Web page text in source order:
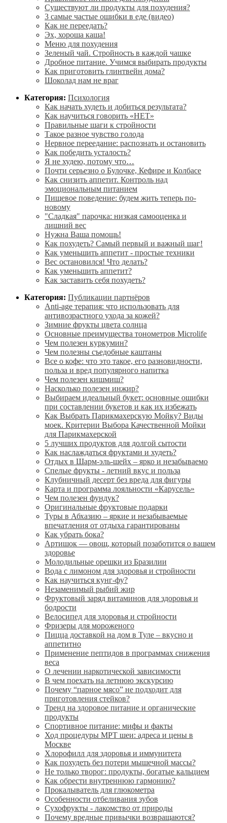
Существуют ли продукты для похудения?
3 самые частые ошибки в еде (видео)
Как не переедать?
Эх, хороша каша!
Меню для похудения
Зеленый чай. Стройность в каждой чашке
Дробное питание. Учимся выбирать продукты
Как приготовить глинтвейн дома?
Шоколад нам не враг
Категория: Психология
Как начать худеть и добиться результата?
Как научиться говорить «НЕТ»
Правильные шаги к стройности
Такое разное чувство голода
Нервное переедание: распознать и остановить
Как победить усталость?
Я не худею, потому что…
Почти серьезно о Булочке, Кефире и Колбасе
Как снизить аппетит. Контроль над
эмоциональным питанием
Пищевое поведение: будем жить теперь по-
новому
"Сладкая" парочка: низкая самооценка и
лишний вес
Нужна Ваша помощь!
Как похудеть? Самый первый и важный шаг!
Как уменьшить аппетит - простые техники
Вес остановился! Что делать?
Как уменьшить аппетит?
Как заставить себя похудеть?
Категория: Публикации партнёров
Anti-age терапия: что использовать для
антивозрастного ухода за кожей?
Зимние фрукты цвета солнца
Основные преимущества тонометров Microlife
Чем полезен куркумин?
Чем полезны съедобные каштаны
Все о кофе: что это такое, его разновидности,
польза и вред популярного напитка
Чем полезен кишмиш?
Насколько полезен инжир?
Выбираем идеальный букет: основные ошибки
при составлении букетов и как их избежать
Как Выбрать Парикмахерскую Мойку? Виды
моек. Критерии Выбора Качественной Мойки
для Парикмахерской
5 лучших продуктов для долгой сытости
Как наслаждаться фруктами и худеть?
Отдых в Шарм-эль-шейх – ярко и незабываемо
Спелые фрукты - летний вкус и польза
Клубничный десерт без вреда для фигуры
Карта и программа лояльности «Карусель»
Чем полезен фундук?
Оригинальные фруктовые подарки
Туры в Абхазию – яркие и незабываемые
впечатления от отдыха гарантированы
Как убрать бока?
Артишок — овощ, который позаботится о вашем
здоровье
Молодильные орешки из Бразилии
Вода с лимоном для здоровья и стройности
Как научиться кунг-фу?
Незаменимый рыбий жир
Фруктовый заряд витаминов для здоровья и
бодрости
Велосипед для здоровья и стройности
Фризеры для мороженого
Пицца доставкой на дом в Туле – вкусно и
аппетитно
Применение пептидов в программах снижения
веса
О лечении наркотической зависимости
В чем поехать на летнюю экскурсию
Почему “парное мясо” не подходит для
приготовления стейков?
Тренд на здоровое питание и органические
продукты
Спортивное питание: мифы и факты
Ход процедуры МРТ шеи: адреса и цены в
Москве
Хлорофилл для здоровья и иммунитета
Как похудеть без потери мышечной массы?
Не только творог: продукты, богатые кальцием
Как обрести внутреннюю гармонию?
Прокалыватель для глюкометра
Особенности отбеливания зубов
Сухофрукты - лакомство от природы
Почему вредные привычки возвращаются?